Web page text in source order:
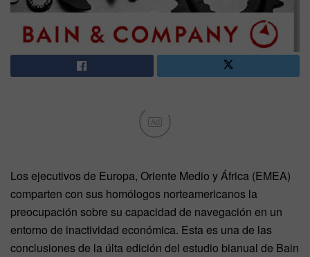
Ad
Los ejecutivos de Europa, Oriente Medio y África (EMEA)
comparten con sus homólogos norteamericanos la
preocupación sobre su capacidad de navegación en un
entorno de inactividad económica. Esta es una de las
conclusiones de la últa edición del estudio bianual de Bain